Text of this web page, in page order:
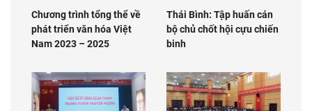
Chương trình tổng thể về
phát triển văn hóa Việt
Nam 2023 – 2025
Thái Bình: Tập huấn cán
bộ chủ chốt hội cựu chiến
binh